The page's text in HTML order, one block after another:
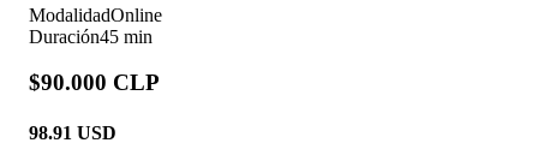
ModalidadOnline
Duración45 min
$90.000 CLP
98.91 USD